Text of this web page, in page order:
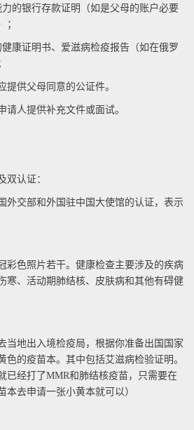
银行存款证明（如是父母的账户必要
；
证明书、爱滋病检疫报告（如在俄罗
供父母同意的公证件。
人提供补充文件或面试。
认证：
交部和外国驻中国大使馆的认证，表示
色照片若干。健康检查主要涉及的疾病
寒、活动期肺结核、皮肤病和其他有碍健
地出入境检疫局，根据你准备出国国家
色的疫苗本。其中包括艾滋病检验证明。
已经打了MMR和肺结核疫苗，只需要在
本去申请一张小黄本就可以）